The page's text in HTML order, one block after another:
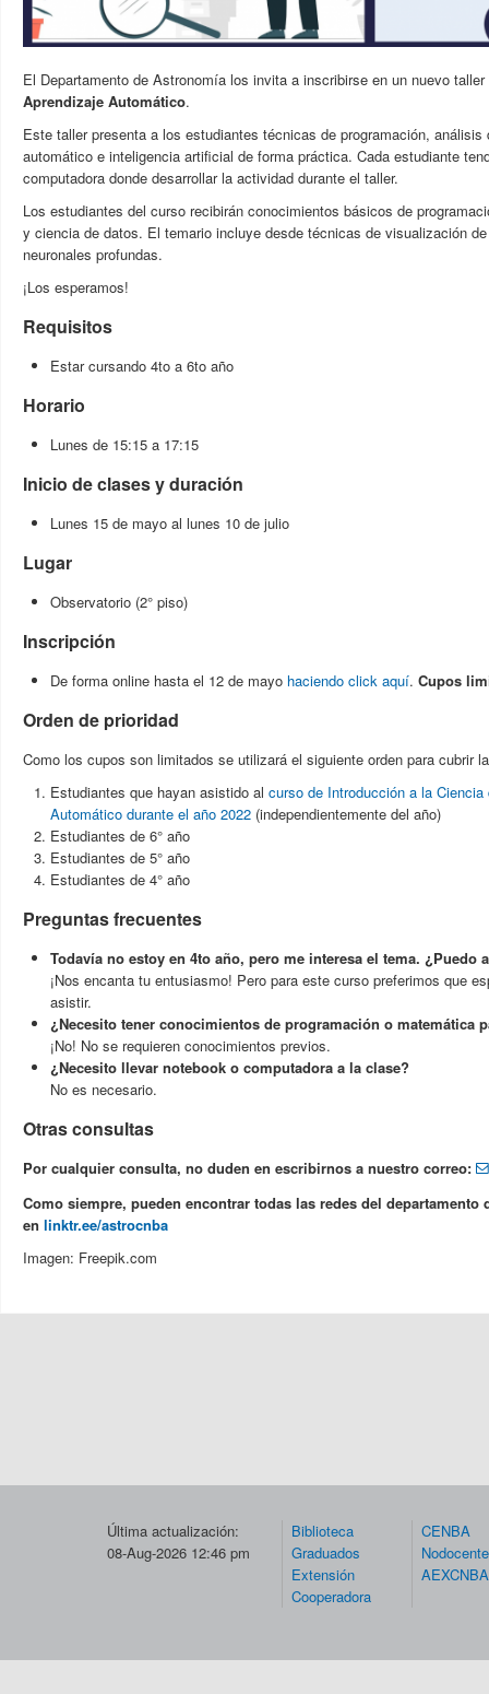
El Departamento de Astronomía los invita a inscribirse en un nuevo
Aprendizaje Automático.
Este taller presenta a los estudiantes técnicas de programación, análisis
automático e inteligencia artificial de forma práctica. Cada estudiante
computadora donde desarrollar la actividad durante el taller.
Los estudiantes del curso recibirán conocimientos básicos de
y ciencia de datos. El temario incluye desde técnicas de visualización
neuronales profundas.
¡Los esperamos!
Requisitos
Estar cursando 4to a 6to año
Horario
Lunes de 15:15 a 17:15
Inicio de clases y duración
Lunes 15 de mayo al lunes 10 de julio
Lugar
Observatorio (2° piso)
Inscripción
De forma online hasta el 12 de mayo haciendo click aquí. Cupos
Orden de prioridad
Como los cupos son limitados se utilizará el siguiente orden para cubrir
Estudiantes que hayan asistido al curso de Introducción a la
Automático durante el año 2022 (independientemente del año)
Estudiantes de 6° año
Estudiantes de 5° año
Estudiantes de 4° año
Preguntas frecuentes
Todavía no estoy en 4to año, pero me interesa el tema. ¿Puedo
¡Nos encanta tu entusiasmo! Pero para este curso preferimos que
asistir.
¿Necesito tener conocimientos de programación o matemática
¡No! No se requieren conocimientos previos.
¿Necesito llevar notebook o computadora a la clase?
No es necesario.
Otras consultas
Por cualquier consulta, no duden en escribirnos a nuestro correo:
Como siempre, pueden encontrar todas las redes del departamento
en linktr.ee/astrocnba
Imagen: Freepik.com
Última actualización:
08-Aug-2026 12:46 pm
Biblioteca
Graduados
Extensión
Cooperadora
CENBA
AEXCNBA